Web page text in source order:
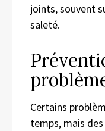
joints, souvent
saleté.
Certains
temps, mais